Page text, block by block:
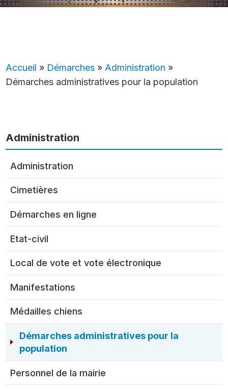
Accueil » Démarches » Administration »
Démarches administratives pour la population
Administration
Administration
Cimetières
Démarches en ligne
Etat-civil
Local de vote et vote électronique
Manifestations
Médailles chiens
Démarches administratives pour la
population
Personnel de la mairie